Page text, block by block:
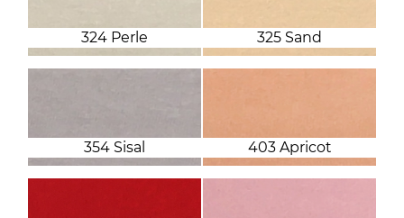
324 Perle 325 Sand
354 Sisal 403 Apricot